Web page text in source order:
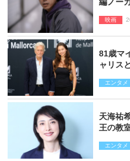
映画
81歳マ
ャリス
エンタメ
天海祐
王の教
エンタメ